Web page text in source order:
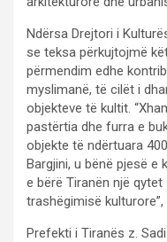
Ndërsa Drejtori i
se teksa përkujtojmë
përmendim edhe
myslimanë, të cilët i
objekteve të kultit.
pastërtia dhe furra e
objekte të ndërtuara
Bargjini, u bënë pjesë e
e bërë Tiranën një
trashëgimisë kulturore”,
Prefekti i Tiranës z.